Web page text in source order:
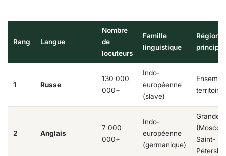
Rang Langue
Nombre
de
locuteurs
Famille
linguistique
Région
1 Russe
130 000
000+
Indo-
européenne
(slave)
territoire
2 Anglais
7 000
000+
Indo-
européenne
(germanique)
Grandes
(Moscou,
Saint-